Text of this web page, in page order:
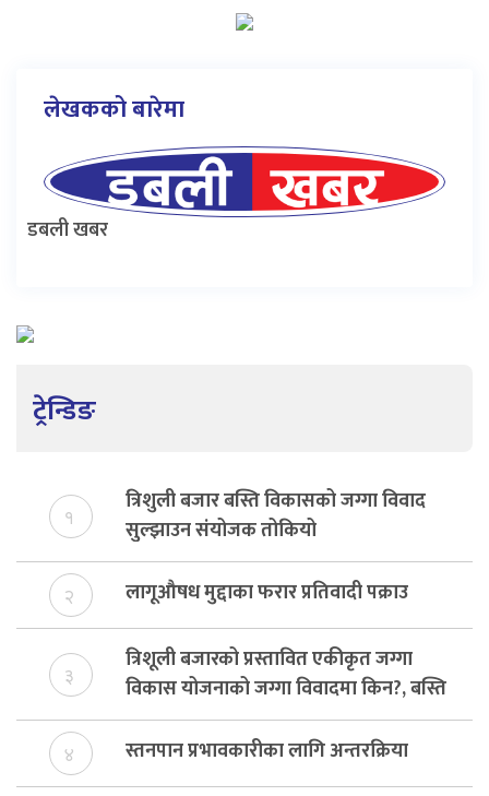
लेखकको बारेमा
डबली खबर
ट्रेन्डिङ
१
त्रिशुली बजार बस्ति विकासको जग्गा विवाद
सुल्झाउन संयोजक तोकियो
२ लागूऔषध मुद्दाका फरार प्रतिवादी पक्राउ
३
त्रिशूली बजारको प्रस्तावित एकीकृत जग्गा
विकास योजनाको जग्गा विवादमा किन?, बस्ति
विकास दर्ता नभए समिति विघटन हुने
४ स्तनपान प्रभावकारीका लागि अन्तरक्रिया